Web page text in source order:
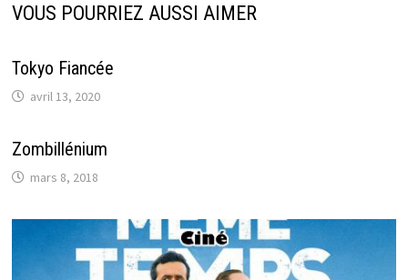
VOUS POURRIEZ AUSSI AIMER
Tokyo Fiancée
avril 13, 2020
Zombillénium
mars 8, 2018